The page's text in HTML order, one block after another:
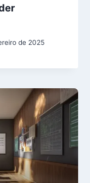
de 2025